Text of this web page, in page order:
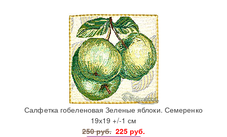
Салфетка гобеленовая Зеленые яблоки. Семеренко
19х19 +/-1 см
250 руб. 225 руб.